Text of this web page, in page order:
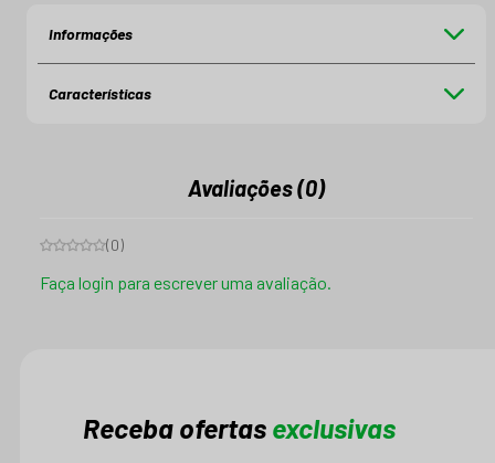
Informações
Características
Avaliações (0)
(0)
Faça login para escrever uma avaliação.
Receba ofertas exclusivas